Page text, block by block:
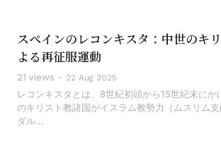
スペインのレコンキスタ：中世のキ
よる再征服運動
21 views 22 Aug 2025
レコンキスタとは、8世紀初頭から15世紀末にか
のキリスト教諸国がイスラム教勢力（ムスリム
ダル...